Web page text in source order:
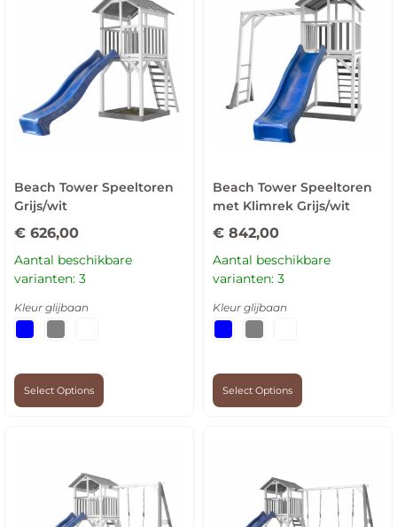
Beach Tower Speeltoren
Grijs/wit
€ 626,00
Aantal beschikbare
varianten: 3
Kleur glijbaan
Select Options
Beach Tower Speeltoren
met Klimrek Grijs/wit
€ 842,00
Aantal beschikbare
varianten: 3
Kleur glijbaan
Select Options